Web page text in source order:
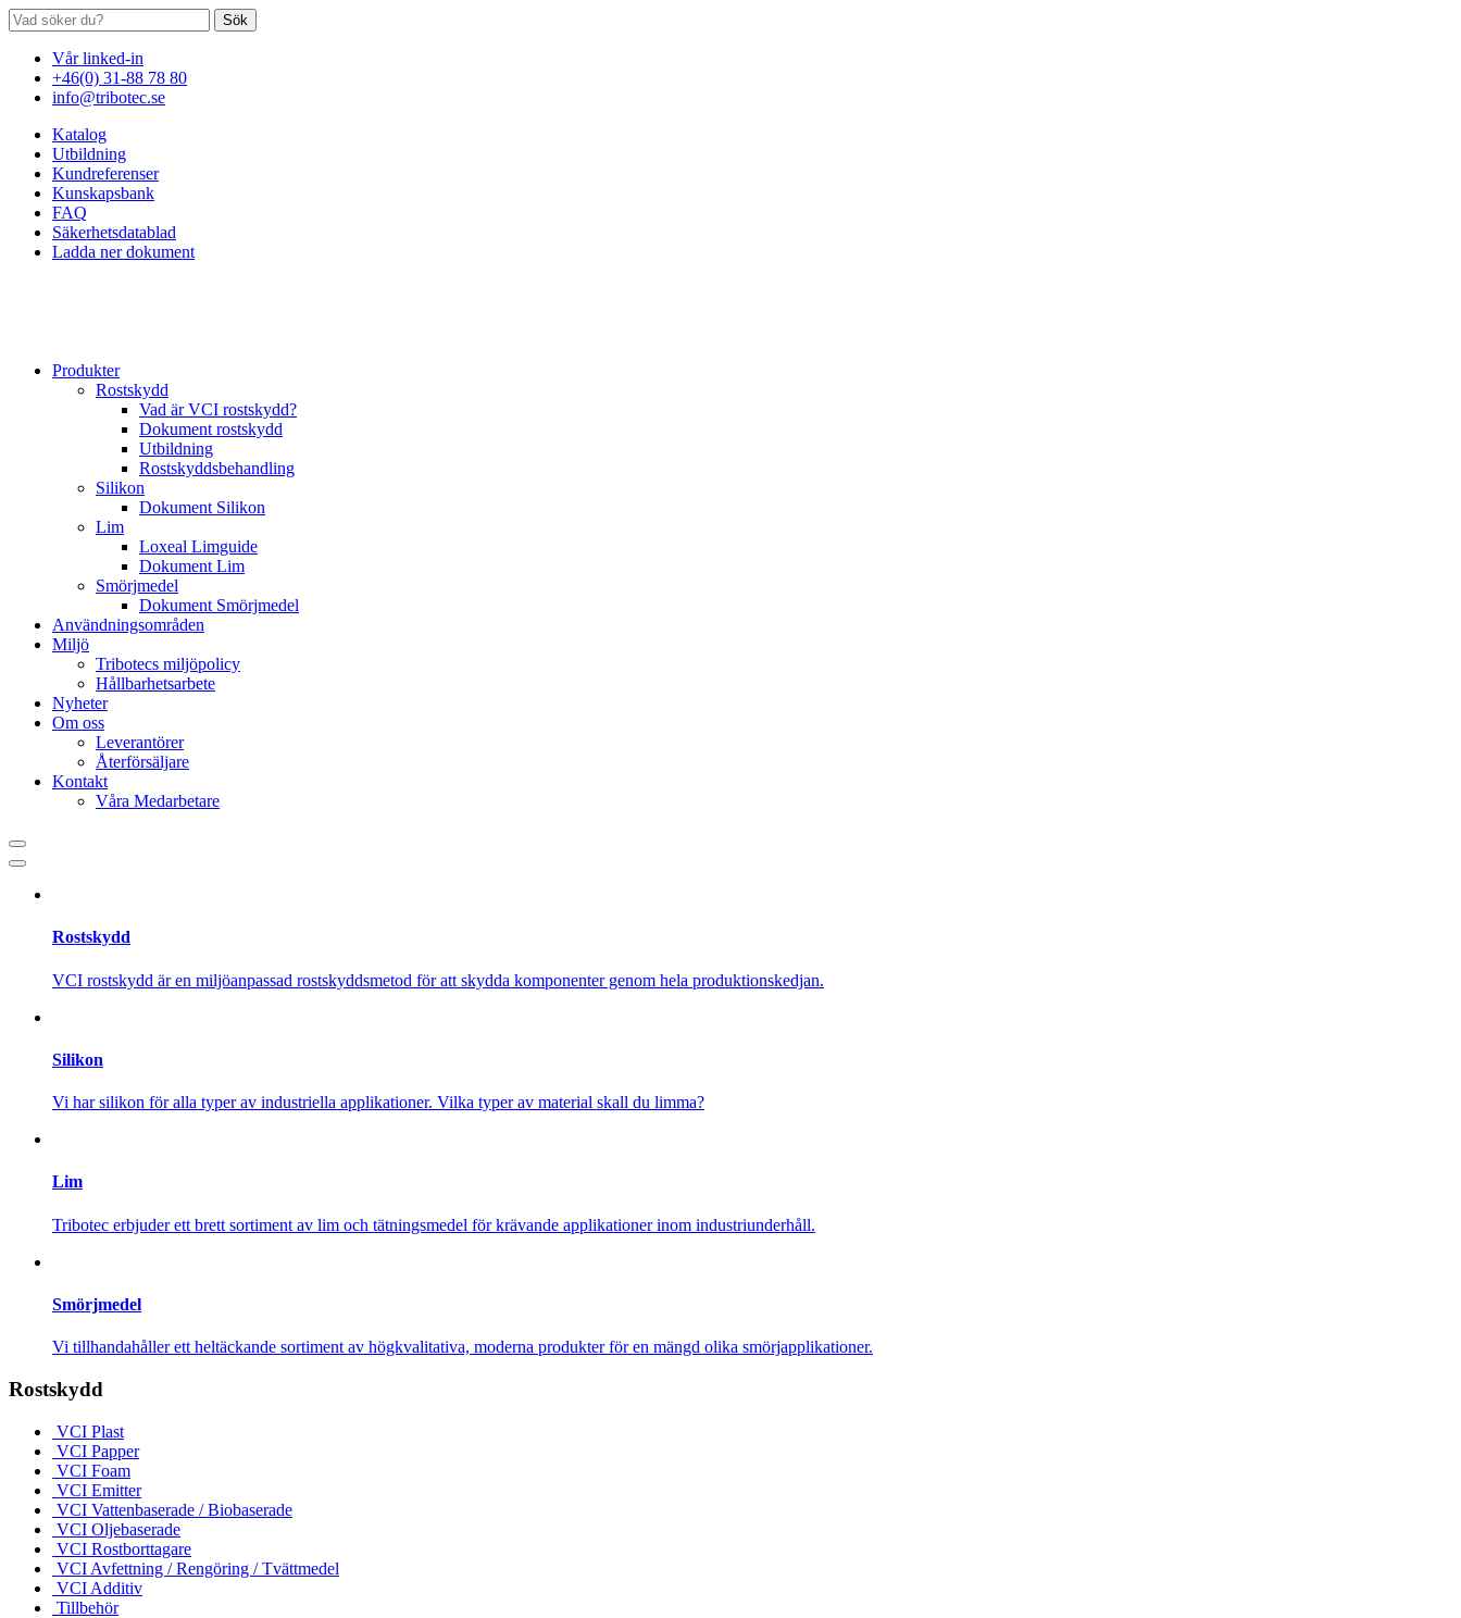
Sök
Vår linked-in
+46(0) 31-88 78 80
info@tribotec.se
Katalog
Utbildning
Kundreferenser
Kunskapsbank
FAQ
Säkerhetsdatablad
Ladda ner dokument
Produkter
Rostskydd
Vad är VCI rostskydd?
Dokument rostskydd
Utbildning
Rostskyddsbehandling
Silikon
Dokument Silikon
Lim
Loxeal Limguide
Dokument Lim
Smörjmedel
Dokument Smörjmedel
Användningsområden
Miljö
Tribotecs miljöpolicy
Hållbarhetsarbete
Nyheter
Om oss
Leverantörer
Återförsäljare
Kontakt
Våra Medarbetare
Rostskydd
VCI rostskydd är en miljöanpassad rostskyddsmetod för att skydda komponenter genom hela produktionskedjan.
Silikon
Vi har silikon för alla typer av industriella applikationer. Vilka typer av material skall du limma?
Lim
Tribotec erbjuder ett brett sortiment av lim och tätningsmedel för krävande applikationer inom industriunderhåll.
Smörjmedel
Vi tillhandahåller ett heltäckande sortiment av högkvalitativa, moderna produkter för en mängd olika smörjapplikationer.
Rostskydd
VCI Plast
VCI Papper
VCI Foam
VCI Emitter
VCI Vattenbaserade / Biobaserade
VCI Oljebaserade
VCI Rostborttagare
VCI Avfettning / Rengöring / Tvättmedel
VCI Additiv
Tillbehör